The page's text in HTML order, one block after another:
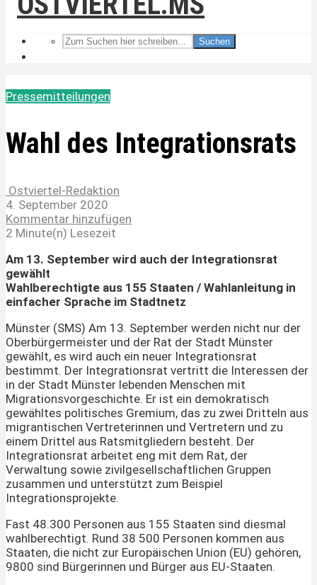
Suchen
Pressemitteilungen
Wahl des Integrationsrats
Ostviertel-Redaktion
4. September 2020
Kommentar hinzufügen
2 Minute(n) Lesezeit
Am 13. September wird auch der Integrationsrat
gewählt
Wahlberechtigte aus 155 Staaten / Wahlanleitung in
einfacher Sprache im Stadtnetz
Münster (SMS) Am 13. September werden nicht nur der
Oberbürgermeister und der Rat der Stadt Münster
gewählt, es wird auch ein neuer Integrationsrat
bestimmt. Der Integrationsrat vertritt die Interessen der
in der Stadt Münster lebenden Menschen mit
Migrationsvorgeschichte. Er ist ein demokratisch
gewähltes politisches Gremium, das zu zwei Dritteln aus
migrantischen Vertreterinnen und Vertretern und zu
einem Drittel aus Ratsmitgliedern besteht. Der
Integrationsrat arbeitet eng mit dem Rat, der
Verwaltung sowie zivilgesellschaftlichen Gruppen
zusammen und unterstützt zum Beispiel
Integrationsprojekte.
Fast 48.300 Personen aus 155 Staaten sind diesmal
wahlberechtigt. Rund 38 500 Personen kommen aus
Staaten, die nicht zur Europäischen Union (EU) gehören,
9800 sind Bürgerinnen und Bürger aus EU-Staaten.